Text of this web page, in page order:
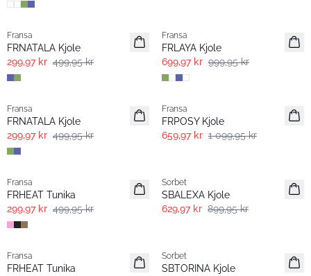
- 40% | Salg
Fransa
FRNATALA Kjole
299,97 kr 499,95 kr
Fransa
FRLAYA Kjole
699,97 kr 999,95 kr
- 40% | Salg
Fransa
FRNATALA Kjole
299,97 kr 499,95 kr
- 40% | Salg
Fransa
FRPOSY Kjole
659,97 kr 1 099,95 kr
- 40% | Salg
Fransa
FRHEAT Tunika
299,97 kr 499,95 kr
Sorbet
SBALEXA Kjole
629,97 kr 899,95 kr
- 40% | Salg
Fransa
FRHEAT Tunika
Sorbet
SBTORINA Kjole